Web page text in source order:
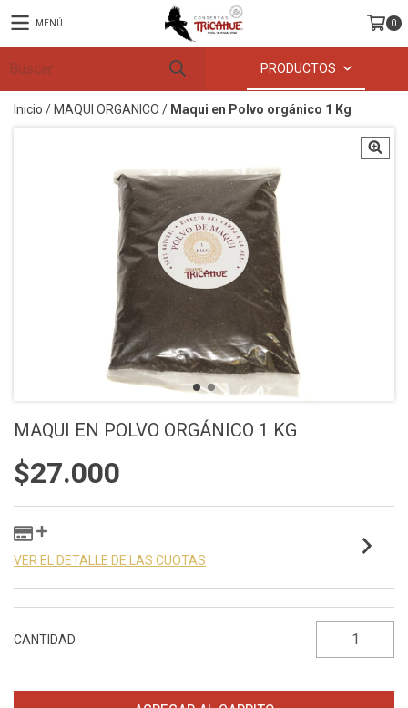
MENÚ 0
PRODUCTOS
Inicio / MAQUI ORGANICO / Maqui en Polvo orgánico 1 Kg
MAQUI EN POLVO ORGÁNICO 1 KG
$27.000
VER EL DETALLE DE LAS CUOTAS
CANTIDAD